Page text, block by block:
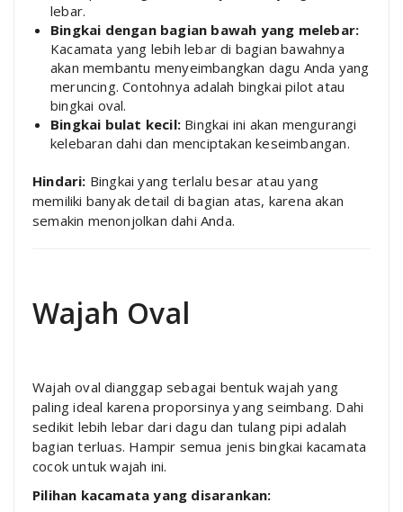
lebar.
Bingkai dengan bagian bawah yang melebar:
Kacamata yang lebih lebar di bagian bawahnya
akan membantu menyeimbangkan dagu Anda yang
meruncing. Contohnya adalah bingkai pilot atau
bingkai oval.
Bingkai bulat kecil: Bingkai ini akan mengurangi
kelebaran dahi dan menciptakan keseimbangan.
Hindari: Bingkai yang terlalu besar atau yang
memiliki banyak detail di bagian atas, karena akan
semakin menonjolkan dahi Anda.
Wajah Oval
Wajah oval dianggap sebagai bentuk wajah yang
paling ideal karena proporsinya yang seimbang. Dahi
sedikit lebih lebar dari dagu dan tulang pipi adalah
bagian terluas. Hampir semua jenis bingkai kacamata
cocok untuk wajah ini.
Pilihan kacamata yang disarankan: